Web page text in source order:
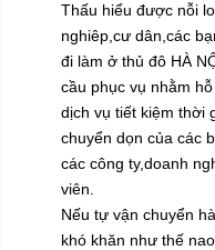
Thấu hiểu được nỗi
nghiêp,cư dân,các
đi làm ở thủ đô HÀ
cầu phục vụ nhằm
dịch vụ tiết kiệm thời
chuyển dọn của các
các công ty,doanh
viên.
Nếu tự vận chuyển
khó khăn như thế